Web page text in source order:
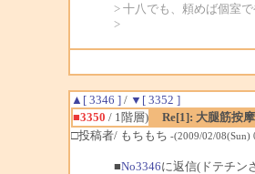
> 十八でも、頼めば個室で
>
▲[ 3346 ]/ ▼[ 3352 ]
■3350 / 1階層)
Re[1]: 大腿筋按摩
□投稿者/ もちもち -(2009/02/08(Sun)
■No3346に返信(ドテチン